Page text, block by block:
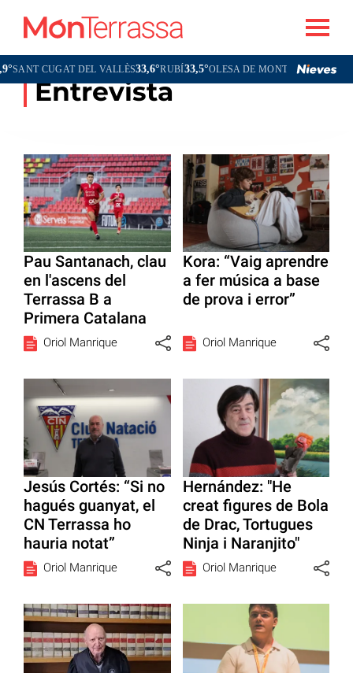
CUGAT DEL VALLÈS33,6°RUBÍ33,5°OLESA DE MONTSERRAT34,6°
Entrevista
Pau Santanach, clau
en l'ascens del
Terrassa B a
Primera Catalana
Oriol Manrique
Kora: “Vaig aprendre
a fer música a base
de prova i error”
Oriol Manrique
Jesús Cortés: “Si no
hagués guanyat, el
CN Terrassa ho
hauria notat”
Oriol Manrique
Hernández: "He
creat figures de Bola
de Drac, Tortugues
Ninja i Naranjito"
Oriol Manrique